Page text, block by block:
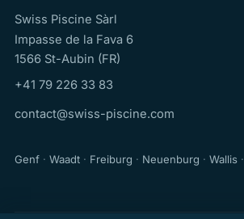
Swiss Piscine Sàrl
Impasse de la Fava 6
1566 St-Aubin (FR)
+41 79 226 33 83
contact@swiss-piscine.com
Genf· Waadt· Freiburg · Neuenburg · Wallis·